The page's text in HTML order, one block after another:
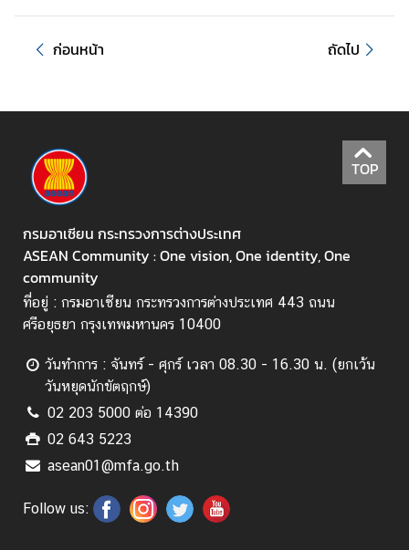
ว
า
ร
แ
ะ
กิ
จ
ก
ร
ม
สื่
อ
ป
ะ
ก่อนหน้า ถัดไป
TOP
กรมอาเซียน กระทรวงการต่างประเทศ
ASEAN Community : One vision, One identity, One
community
ที่อยู่ : กรมอาเซียน กระทรวงการต่างประเทศ 443 ถนน
ศรีอยุธยา กรุงเทพมหานคร 10400
วันทำการ : จันทร์ - ศุกร์ เวลา 08.30 - 16.30 น. (ยกเว้น
วันหยุดนักขัตฤกษ์)
02 203 5000 ต่อ 14390
02 643 5223
asean01@mfa.go.th
Follow us: